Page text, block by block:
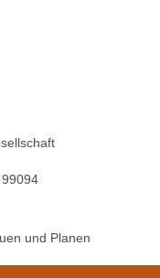
und Planen